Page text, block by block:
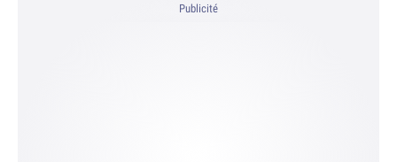
Publicité